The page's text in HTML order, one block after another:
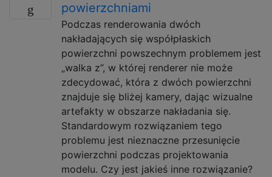
powierzchniami
Podczas renderowania dwóch
nakładających się współpłaskich
powierzchni powszechnym problemem jest
„walka z”, w której renderer nie może
zdecydować, która z dwóch powierzchni
znajduje się bliżej kamery, dając wizualne
artefakty w obszarze nakładania się.
Standardowym rozwiązaniem tego
problemu jest nieznaczne przesunięcie
powierzchni podczas projektowania
modelu. Czy jest jakieś inne rozwiązanie?